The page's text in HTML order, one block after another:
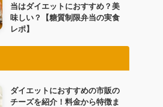
当はダイエットにおすすめ？美
味しい？【糖質制限弁当の実食
レポ】
ダイエットにおすすめの市販の
チーズを紹介！料金から特徴ま